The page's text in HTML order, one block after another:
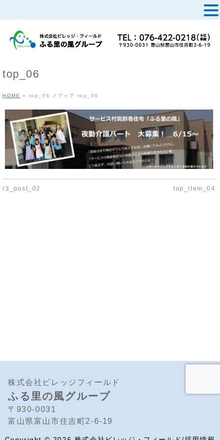
top_06
HOME » top_06 メディア top_06
r3_post_02 top_item_04
株式会社ビレッジフィールド
ふる里の風グループ
〒930-0031
富山県富山市住吉町2-6-19